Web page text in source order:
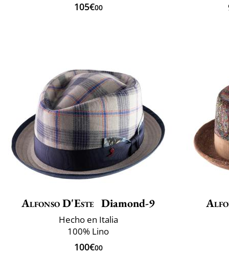
105€00
Alfonso D'Este Diamond-9
Hecho en Italia
100% Lino
100€00